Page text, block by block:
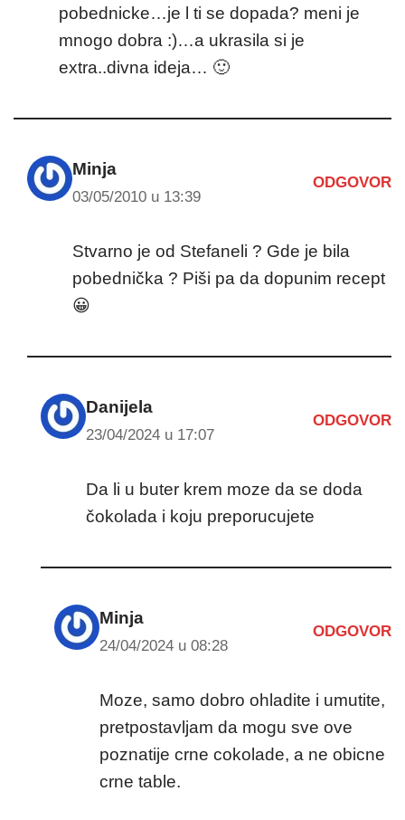
pobednicke…je l ti se dopada? meni je
mnogo dobra :)…a ukrasila si je
extra..divna ideja… 🙂
Minja
03/05/2010 u 13:39
ODGOVOR
Stvarno je od Stefaneli ? Gde je bila
pobednička ? Piši pa da dopunim recept
😀
Danijela
23/04/2024 u 17:07
ODGOVOR
Da li u buter krem moze da se doda
čokolada i koju preporucujete
Minja
24/04/2024 u 08:28
ODGOVOR
Moze, samo dobro ohladite i umutite,
pretpostavljam da mogu sve ove
poznatije crne cokolade, a ne obicne
crne table.